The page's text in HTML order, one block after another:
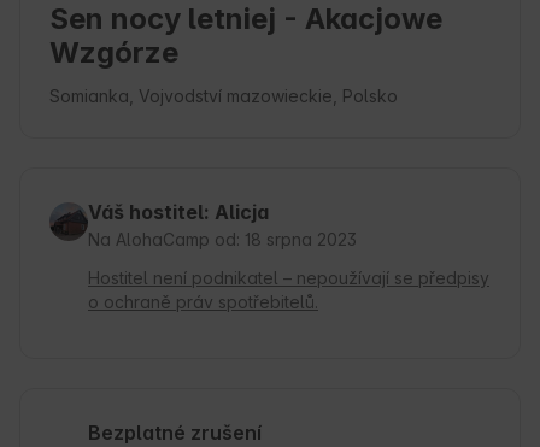
Sen nocy letniej - Akacjowe
Wzgórze
Somianka, Vojvodství mazowieckie, Polsko
Váš hostitel: Alicja
Na AlohaCamp od: 18 srpna 2023
Hostitel není podnikatel – nepoužívají se předpisy
o ochraně práv spotřebitelů.
Bezplatné zrušení